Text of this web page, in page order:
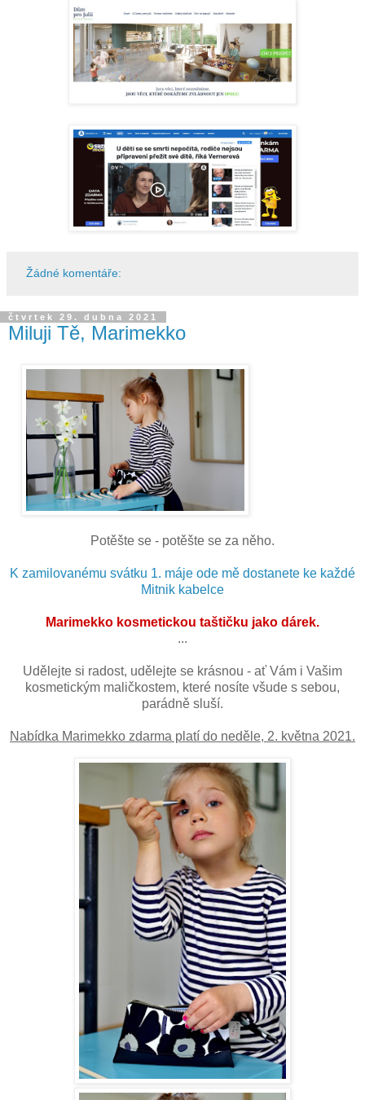
Žádné komentáře:
čtvrtek 29. dubna 2021
Miluji Tě, Marimekko
Potěšte se - potěšte se za něho.
K zamilovanému svátku 1. máje ode mě dostanete ke každé
Mitnik kabelce
Marimekko kosmetickou taštičku jako dárek.
...
Udělejte si radost, udělejte se krásnou - ať Vám i Vašim
kosmetickým maličkostem, které nosíte všude s sebou,
parádně sluší.
Nabídka Marimekko zdarma platí do neděle, 2. května 2021.